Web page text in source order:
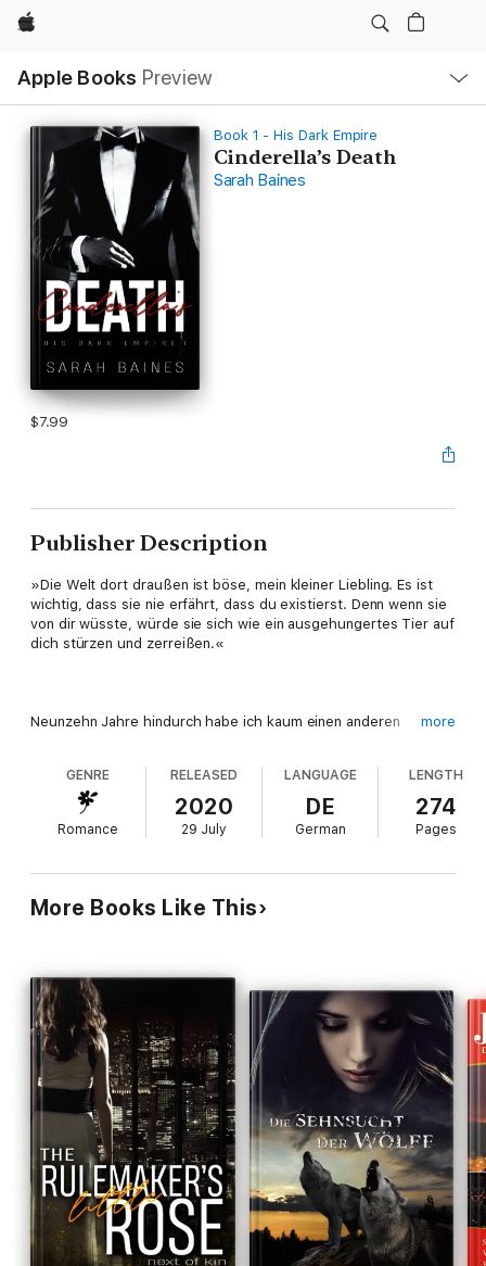
Apple
Apple Books Preview
Nav
Open
Menu
Book 1 - His Dark Empire
Cinderella’s Death
Sarah Baines
$7.99
Publisher Description
»Die Welt dort draußen ist böse, mein kleiner Liebling. Es ist
wichtig, dass sie nie erfährt, dass du existierst. Denn wenn sie
von dir wüsste, würde sie sich wie ein ausgehungertes Tier auf
dich stürzen und zerreißen.«
Neunzehn Jahre hindurch habe ich kaum einen anderen
Als ich Gabriel Hunt zum ersten Mal begegne, ist es wie ein
Funkenschlag. Er ist all das, was ich nicht bin. Weltmännisch,
kultiviert, charismatisch. Ich bin die Motte – er ist das Licht.
diese Welt, die ich nie hätte betreten dürfen.
Eine Welt, in der nichts ist, wie es scheint. Auch Gabriel nicht.
more
GENRE
Romance
RELEASED
2020
29 July
LANGUAGE
DE
German
LENGTH
274
Pages
More Books Like This